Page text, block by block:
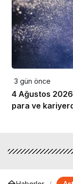
3 gün önce
4 Ağustos 2026
para ve